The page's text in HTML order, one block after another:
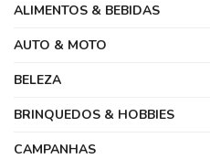
ALIMENTOS & BEBIDAS
AUTO & MOTO
BELEZA
BRINQUEDOS & HOBBIES
CAMPANHAS